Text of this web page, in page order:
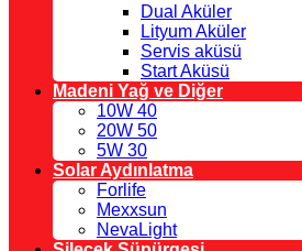
Dual Aküler
Lityum Aküler
Servis aküsü
Start Aküsü
Madeni Yağ ve Diğer
10W 40
20W 50
5W 30
Solar Aydınlatma
Forlife
Mexxsun
NevaLight